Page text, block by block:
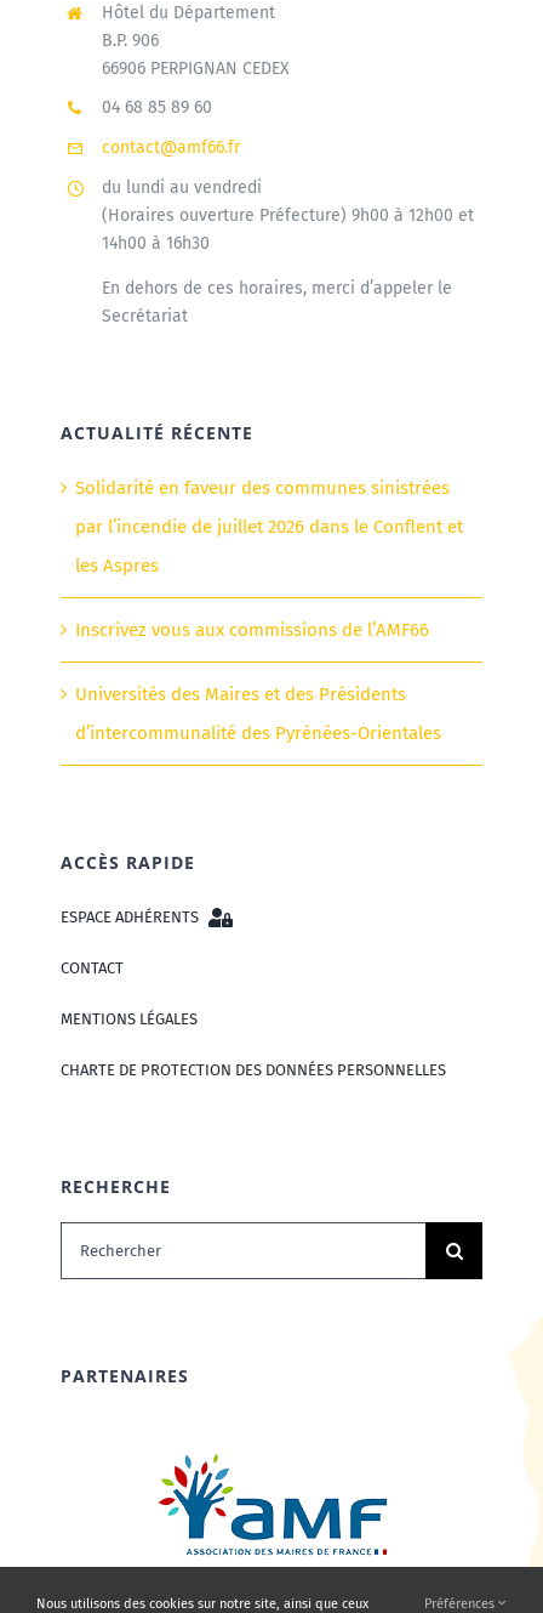
Hôtel du Département
B.P. 906
66906 PERPIGNAN CEDEX
04 68 85 89 60
contact@amf66.fr
du lundi au vendredi
(Horaires ouverture Préfecture) 9h00 à 12h00 et
14h00 à 16h30
En dehors de ces horaires, merci d’appeler le
Secrétariat
ACTUALITÉ RÉCENTE
Solidarité en faveur des communes sinistrées
par l’incendie de juillet 2026 dans le Conflent et
les Aspres
Inscrivez vous aux commissions de l’AMF66
Universités des Maires et des Présidents
d’intercommunalité des Pyrénées-Orientales
ACCÈS RAPIDE
ESPACE ADHÉRENTS
CONTACT
MENTIONS LÉGALES
CHARTE DE PROTECTION DES DONNÉES PERSONNELLES
RECHERCHE
Rechercher:
PARTENAIRES
Nous utilisons des cookies sur notre site, ainsi que ceux Préférences